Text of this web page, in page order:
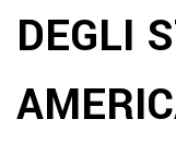
DEGLI